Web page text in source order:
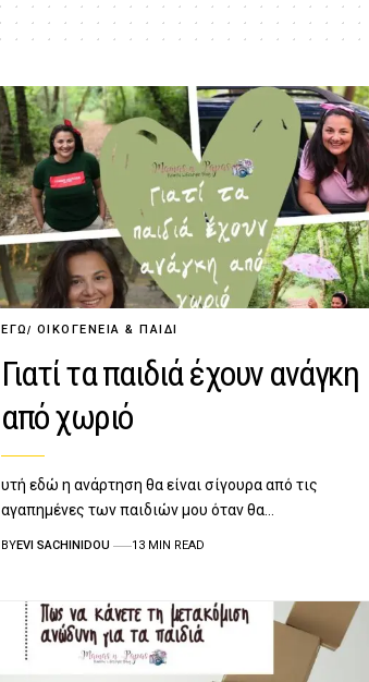
ΕΓΏ ΟΙΚΟΓΈΝΕΙΑ & ΠΑΙΔΊ
Γιατί τα παιδιά έχουν ανάγκη
από χωριό
υτή εδώ η ανάρτηση θα είναι σίγουρα από τις
αγαπημένες των παιδιών μου όταν θα…
BYEVI SACHINIDOU 13 MIN READ